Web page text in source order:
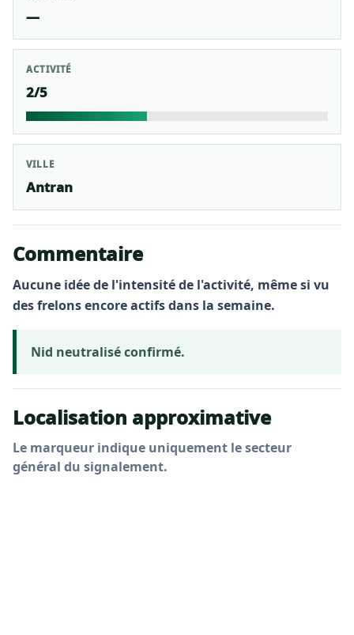
—
ACTIVITÉ
2/5
VILLE
Antran
Commentaire
Aucune idée de l'intensité de l'activité, même si vu
des frelons encore actifs dans la semaine.
Nid neutralisé confirmé.
Localisation approximative
Le marqueur indique uniquement le secteur
général du signalement.